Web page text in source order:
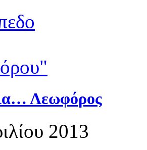
Λεωφόρος
2013